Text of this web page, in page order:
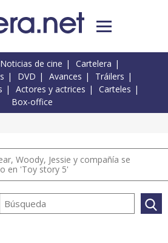
Noticias de cine
Cartelera
DVD Avances
Tráilers
Actores y actrices
Carteles
Box-office
Woody, Jessie y compañía se
en 'Toy story 5'